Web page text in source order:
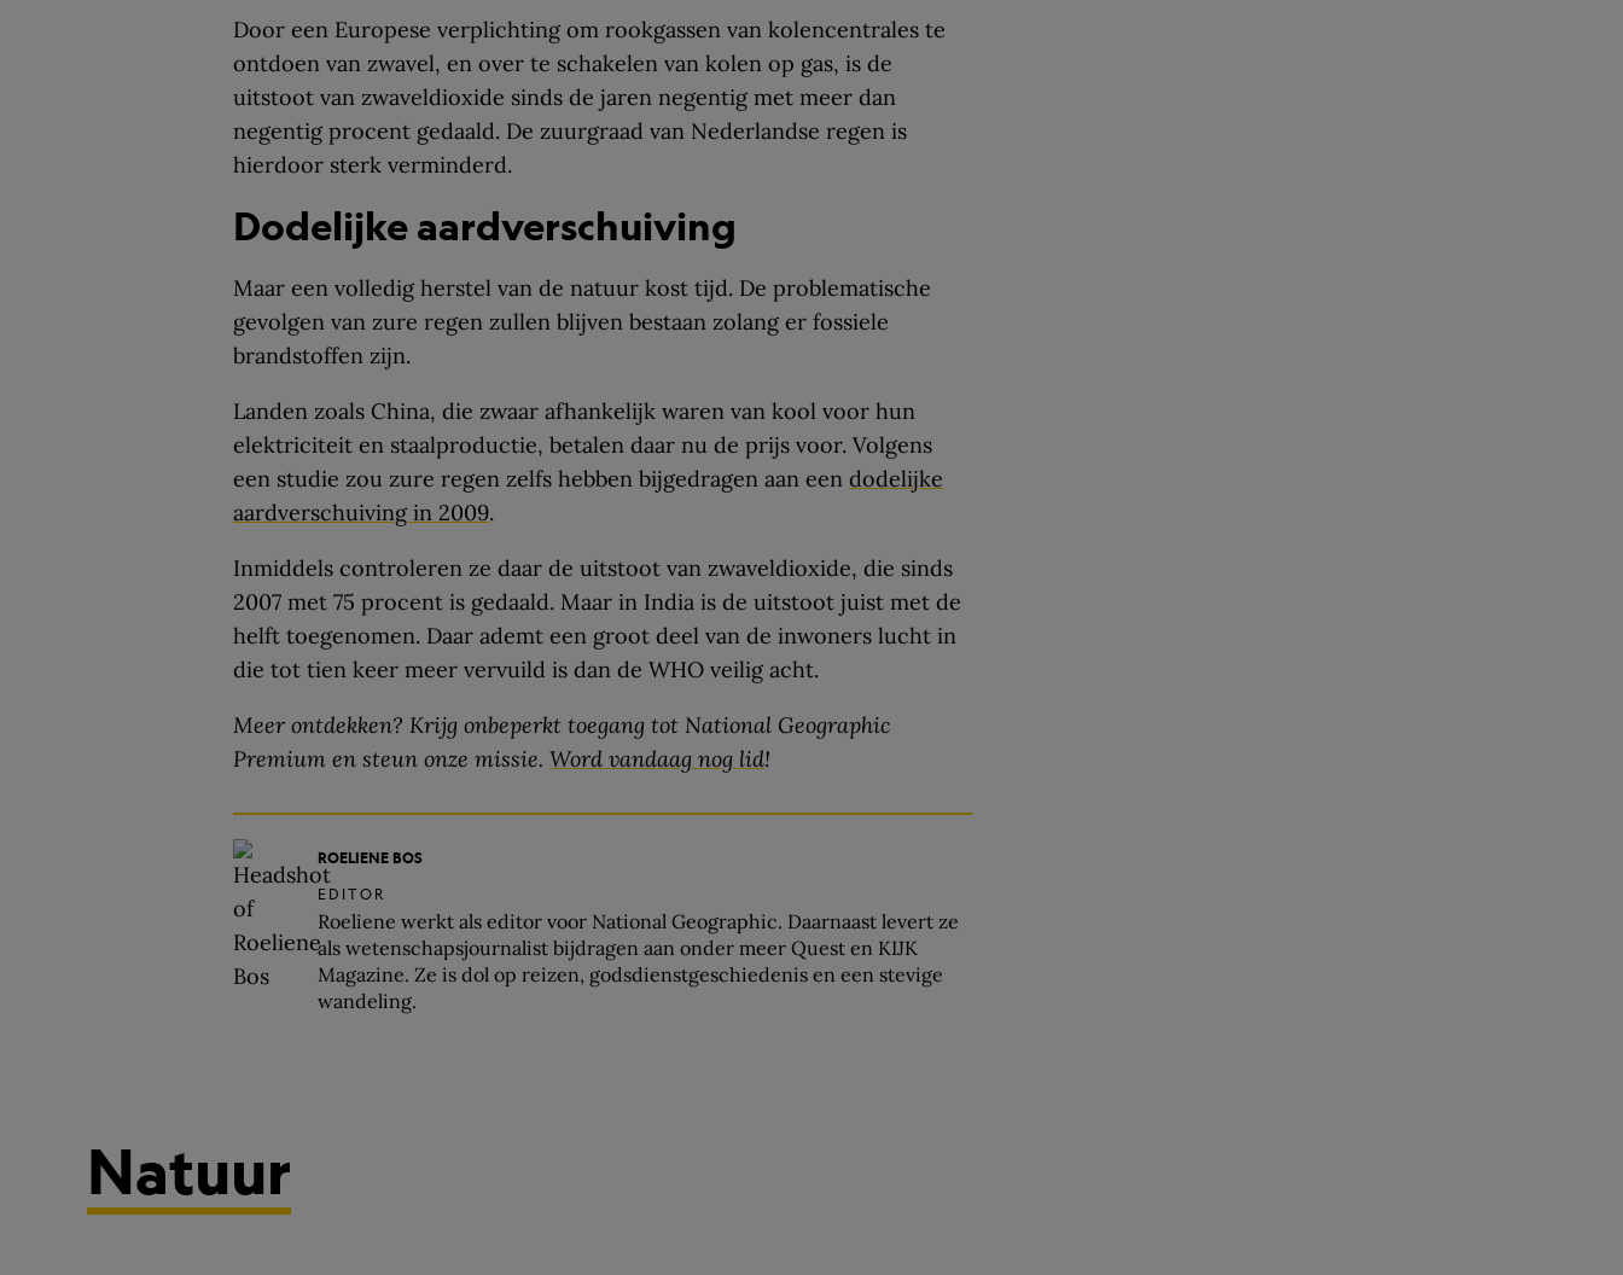
Door een Europese verplichting om rookgassen van kolencentrales te
ontdoen van zwavel, en over te schakelen van kolen op gas, is de
uitstoot van zwaveldioxide sinds de jaren negentig met meer dan
negentig procent gedaald. De zuurgraad van Nederlandse regen is
hierdoor sterk verminderd.
Dodelijke aardverschuiving
Maar een volledig herstel van de natuur kost tijd. De problematische
gevolgen van zure regen zullen blijven bestaan zolang er fossiele
brandstoffen zijn.
Landen zoals China, die zwaar afhankelijk waren van kool voor hun
elektriciteit en staalproductie, betalen daar nu de prijs voor. Volgens
een studie zou zure regen zelfs hebben bijgedragen aan een dodelijke
aardverschuiving in 2009.
Inmiddels controleren ze daar de uitstoot van zwaveldioxide, die sinds
2007 met 75 procent is gedaald. Maar in India is de uitstoot juist met de
helft toegenomen. Daar ademt een groot deel van de inwoners lucht in
die tot tien keer meer vervuild is dan de WHO veilig acht.
Meer ontdekken? Krijg onbeperkt toegang tot National Geographic
Premium en steun onze missie. Word vandaag nog lid!
ROELIENE BOS
EDITOR
Roeliene werkt als editor voor National Geographic. Daarnaast levert ze
als wetenschapsjournalist bijdragen aan onder meer Quest en KIJK
Magazine. Ze is dol op reizen, godsdienstgeschiedenis en een stevige
wandeling.
Natuur